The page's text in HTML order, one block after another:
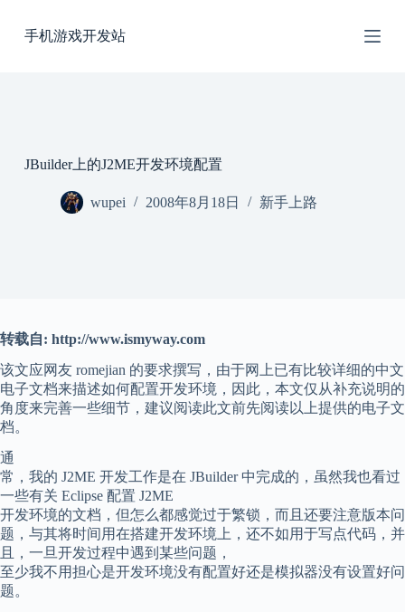
过
手机游戏开发站
JBuilder上的J2ME开发环境配置
wupei 2008年8月18日 新手上路
转载自: http://www.ismyway.com
该文应网友 romejian 的要求撰写，由于网上已有比较详细的中文
电子文档来描述如何配置开发环境，因此，本文仅从补充说明的
角度来完善一些细节，建议阅读此文前先阅读以上提供的电子文
档。
通
常，我的 J2ME 开发工作是在 JBuilder 中完成的，虽然我也看过
一些有关 Eclipse 配置 J2ME
开发环境的文档，但怎么都感觉过于繁锁，而且还要注意版本问
题，与其将时间用在搭建开发环境上，还不如用于写点代码，并
且，一旦开发过程中遇到某些问题，
至少我不用担心是开发环境没有配置好还是模拟器没有设置好问
题。